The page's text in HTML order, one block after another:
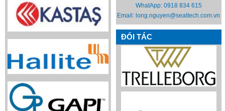
WhatApp: 0918 834 615
Email: long.nguyen@sealtech.com.vn
ĐỐI TÁC